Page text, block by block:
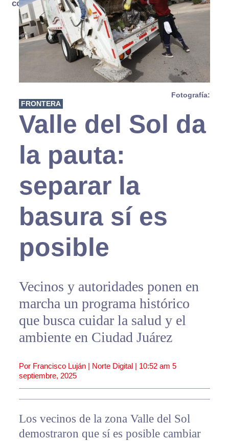
consume
Fotografía:
FRONTERA
Valle del Sol da
la pauta:
separar la
basura sí es
posible
Vecinos y autoridades ponen en
marcha un programa histórico
que busca cuidar la salud y el
ambiente en Ciudad Juárez
Por Francisco Luján | Norte Digital | 10:52 am 5
septiembre, 2025
Los vecinos de la zona Valle del Sol
demostraron que sí es posible cambiar